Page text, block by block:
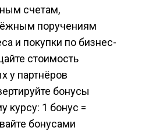
счетам,
поручениям
и покупки по бизнес-
стоимость
у партнёров
бонусы
курсу: 1 бонус =
бонусами